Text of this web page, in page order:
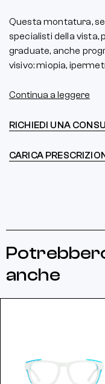
Questa montatura,
specialisti della vista,
graduate, anche
visivo: miopia,
Continua a leggere
RICHIEDI UNA
CARICA
anche